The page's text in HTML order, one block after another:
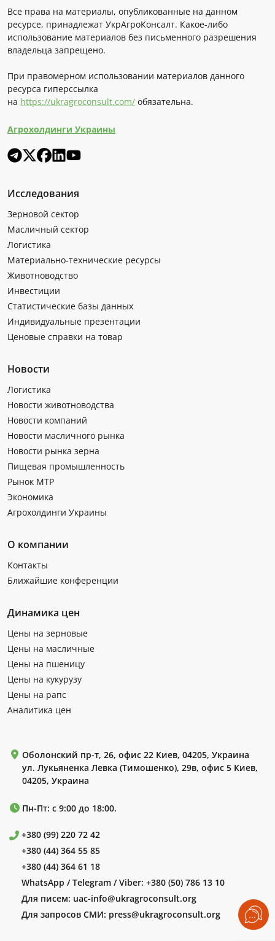
Все права на материалы, опубликованные на данном
ресурсе, принадлежат УкрАгроКонсалт. Какое-либо
использование материалов без письменного разрешения
владельца запрещено.
При правомерном использовании материалов данного
ресурса гиперссылка
на https://ukragroconsult.com/ обязательна.
Агрохолдинги Украины
Исследования
Зерновой сектор
Масличный сектор
Логистика
Материально-технические ресурсы
Животноводство
Инвестиции
Статистические базы данных
Индивидуальные презентации
Ценовые справки на товар
Новости
Логистика
Новости животноводства
Новости компаний
Новости масличного рынка
Новости рынка зерна
Пищевая промышленность
Рынок МТР
Экономика
Агрохолдинги Украины
О компании
Контакты
Ближайшие конференции
Динамика цен
Цены на зерновые
Цены на масличные
Цены на пшеницу
Цены на кукурузу
Цены на рапс
Аналитика цен
Оболонский пр-т, 26, офис 22 Киев, 04205, Украина
ул. Лукьяненка Левка (Тимошенко), 29в, офис 5 Киев,
04205, Украина
Пн-Пт: с 9:00 до 18:00.
+380 (99) 220 72 42
+380 (44) 364 55 85
+380 (44) 364 61 18
WhatsApp / Telegram / Viber: +380 (50) 786 13 10
Для писем: uac-info@ukragroconsult.org
Для запросов СМИ: press@ukragroconsult.org